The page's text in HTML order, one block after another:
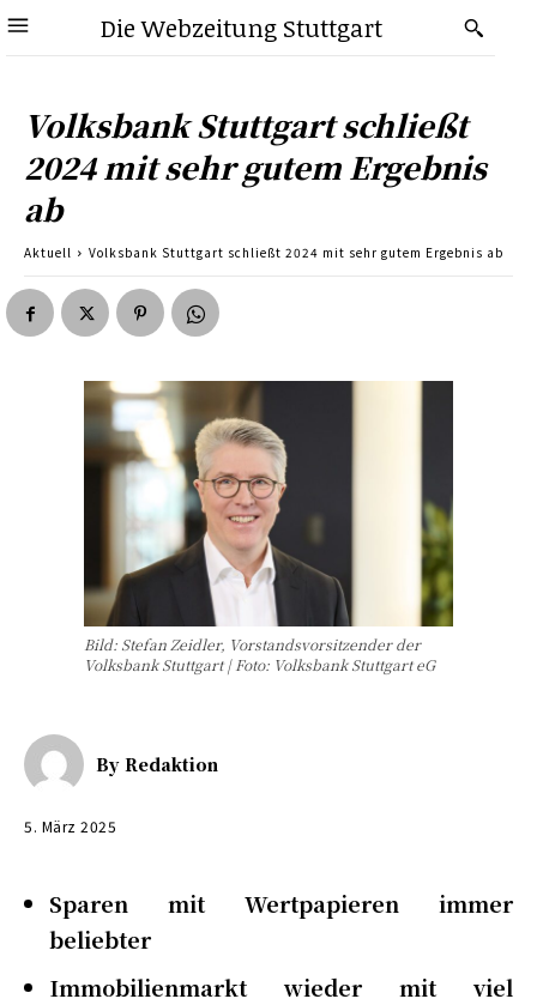
Die Webzeitung Stuttgart
Volksbank Stuttgart schließt
2024 mit sehr gutem Ergebnis
ab
Aktuell Volksbank Stuttgart schließt 2024 mit sehr gutem Ergebnis ab
Bild: Stefan Zeidler, Vorstandsvorsitzender der
Volksbank Stuttgart | Foto: Volksbank Stuttgart eG
By Redaktion
5. März 2025
Sparen mit Wertpapieren immer
beliebter
Immobilienmarkt wieder mit viel